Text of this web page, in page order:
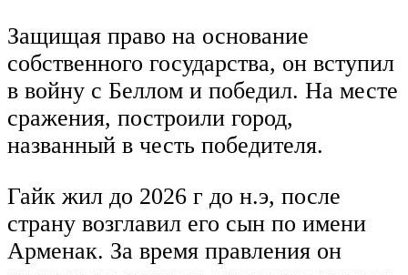
Защищая право на основание
собственного государства, он вступил
в войну с Беллом и победил. На месте
сражения, построили город,
названный в честь победителя.
Гайк жил до 2026 г до н.э, после
страну возглавил его сын по имени
Арменак. За время правления он